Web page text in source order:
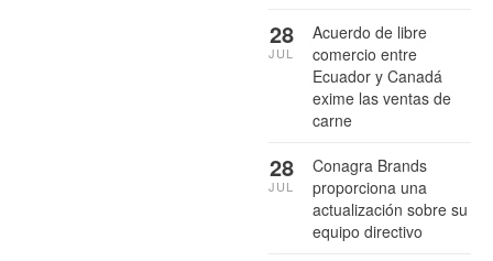
Acuerdo de libre
comercio entre
Ecuador y Canadá
exime las ventas de
carne
28
JUL
Conagra Brands
proporciona una
actualización sobre su
equipo directivo
28
JUL